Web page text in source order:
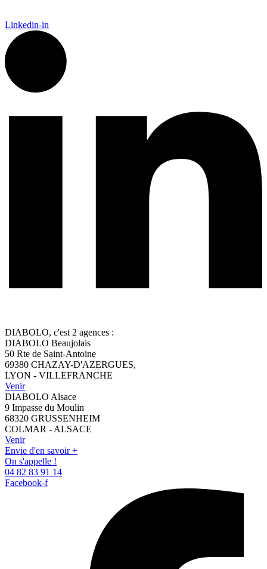
Linkedin-in
DIABOLO, c'est 2 agences :
DIABOLO Beaujolais
50 Rte de Saint-Antoine
69380 CHAZAY-D'AZERGUES,
LYON - VILLEFRANCHE
Venir
DIABOLO Alsace
9 Impasse du Moulin
68320 GRUSSENHEIM
COLMAR - ALSACE
Venir
Envie d'en savoir +
On s'appelle !
04 82 83 91 14
Facebook-f